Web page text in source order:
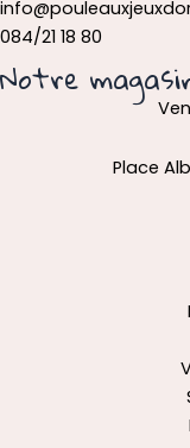
084/21 18 80
Notre
Place